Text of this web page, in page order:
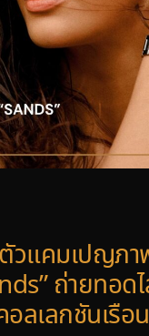
วแคมเปญภ
ถ่ายทอด
ลเลกชันเรือ